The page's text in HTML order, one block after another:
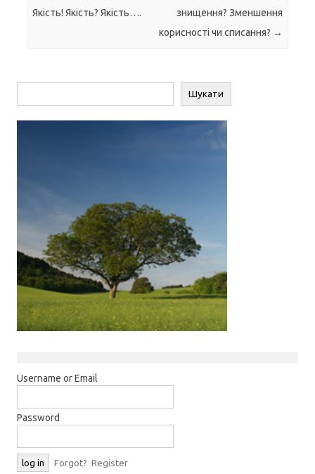
Якість! Якість? Якість….
знищення? Зменшення
корисності чи списання? →
Шукати
Username or Email
Password
Forgot? Register